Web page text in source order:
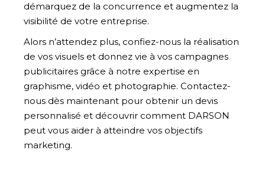
démarquez de la concurrence et augmentez la
visibilité de votre entreprise.
Alors n’attendez plus, confiez-nous la réalisation
de vos visuels et donnez vie à vos campagnes
publicitaires grâce à notre expertise en
graphisme, vidéo et photographie. Contactez-
nous dès maintenant pour obtenir un devis
personnalisé et découvrir comment DARSON
peut vous aider à atteindre vos objectifs
marketing.